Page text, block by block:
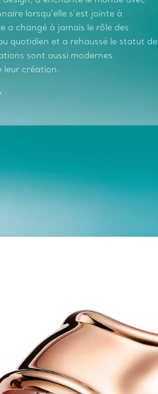
lorsqu’elle s’est jointe à
a changé à jamais le rôle des
quotidien et a rehaussé le statut de
sont aussi modernes
leur création.